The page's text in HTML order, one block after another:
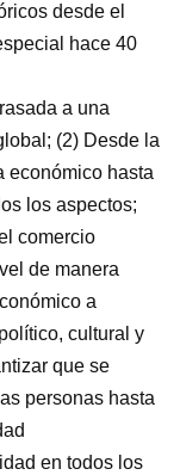
desde el
hace 40
a una
(2) Desde la
económico hasta
los aspectos;
comercio
de manera
a
cultural y
que se
personas hasta
en todos los